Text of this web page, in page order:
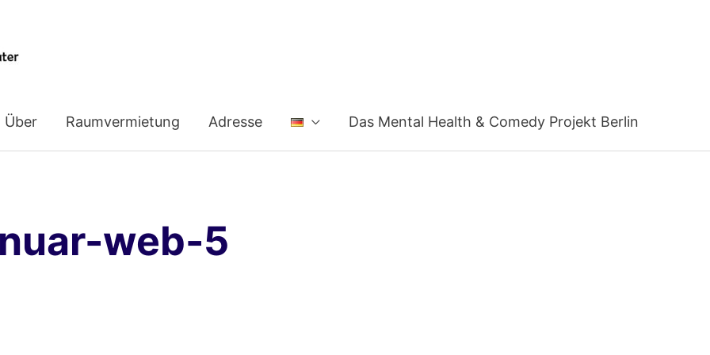
Über Raumvermietung Adresse Das Mental Health & Comedy Projekt Berlin
web-5